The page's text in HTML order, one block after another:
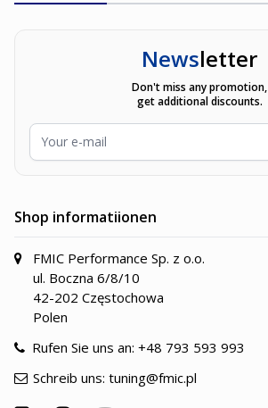
Newsletter
Don't miss any promotion,
get additional discounts.
Shop informatiionen
FMIC Performance Sp. z o.o.
ul. Boczna 6/8/10
42-202 Częstochowa
Polen
Rufen Sie uns an: +48 793 593 993
Schreib uns: tuning@fmic.pl